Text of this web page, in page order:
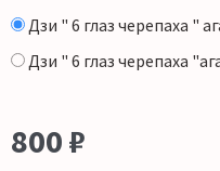
Дзи " 6 глаз черепаха "
Дзи " 6 глаз черепаха
800₽